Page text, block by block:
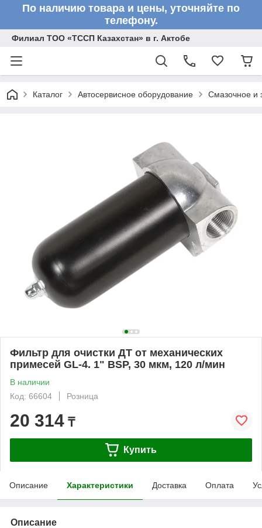
По наличию товара и цены, уточняйте по
телефону.
Филиал ТОО «ТССП Казахстан» в г. Актобе
Каталог Автосервисное оборудование Смазочное и
Фильтр для очистки ДТ от механических
примесей GL-4. 1" BSP, 30 мкм, 120 л/мин
В наличии
Код: 66604
Розница
20 314 ₸
Купить
Описание Характеристики Доставка Оплата
Описание